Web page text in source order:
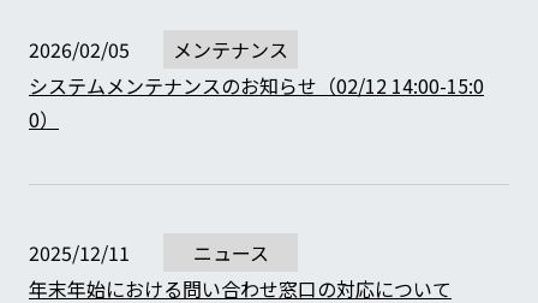
2026/02/05
メンテナンス
システムメンテナンスのお知らせ（02/12 14:00-15:0
0）
2025/12/11
ニュース
年末年始における問い合わせ窓口の対応について